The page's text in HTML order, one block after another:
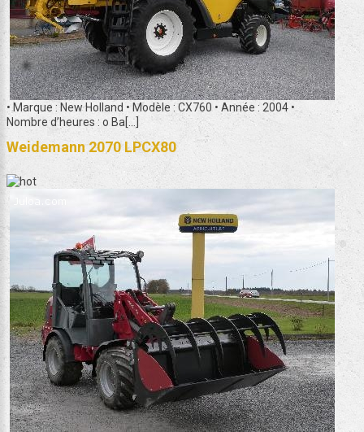
• Marque : New Holland • Modèle : CX760 • Année : 2004 •
Nombre d’heures : o Ba[...]
Weidemann 2070 LPCX80